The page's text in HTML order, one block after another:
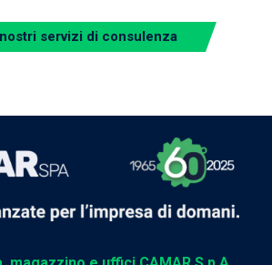
servizi di consulenza